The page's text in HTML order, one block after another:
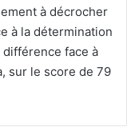
à décrocher
à la détermination
face à
sur le score de 79